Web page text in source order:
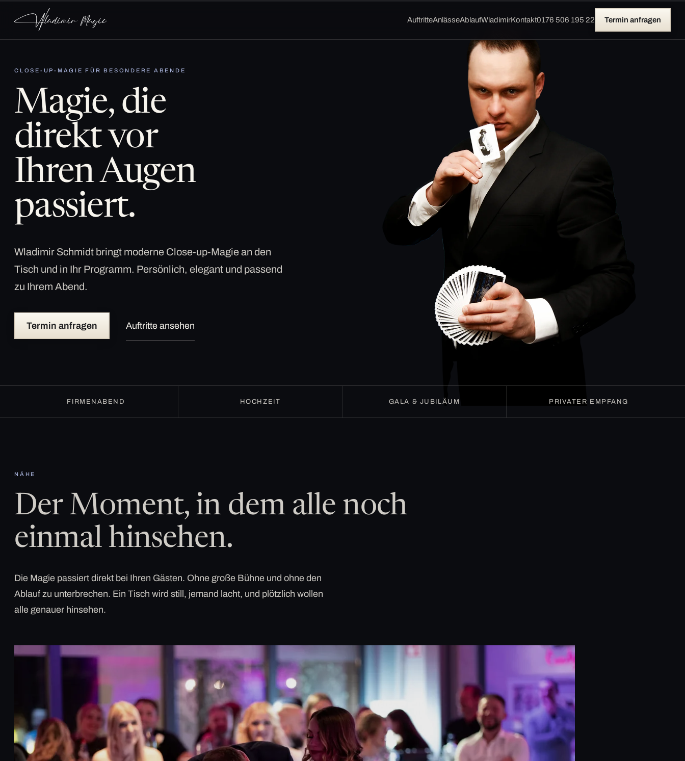
AuftritteAnlässeAblaufWladimirKontakt0176 506 195 22 Termin anfragen
CLOSE-UP-MAGIE FÜR BESONDERE ABENDE
Magie, die
direkt vor
Ihren Augen
passiert.
Wladimir Schmidt bringt moderne Close-up-Magie an den
Tisch und in Ihr Programm. Persönlich, elegant und passend
zu Ihrem Abend.
Termin anfragen Auftritte ansehen
FIRMENABEND HOCHZEIT GALA & JUBILÄUM PRIVATER EMPFANG
NÄHE
Der Moment, in dem alle noch
einmal hinsehen.
Die Magie passiert direkt bei Ihren Gästen. Ohne große Bühne und ohne den
Ablauf zu unterbrechen. Ein Tisch wird still, jemand lacht, und plötzlich wollen
alle genauer hinsehen.